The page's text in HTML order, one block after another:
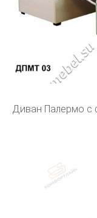
Диван Палермо с